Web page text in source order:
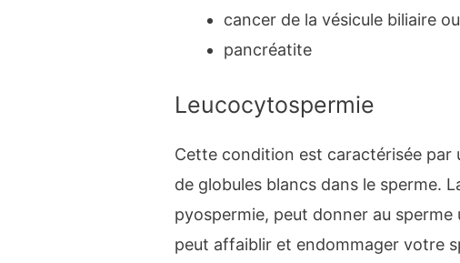
cancer de la vésicule biliaire
pancréatite
Leucocytospermie
Cette condition est caractérisée par
de globules blancs dans le sperme.
pyospermie, peut donner au
peut affaiblir et endommager votre